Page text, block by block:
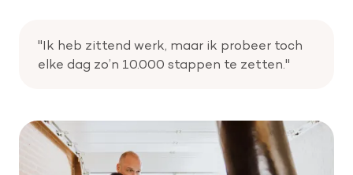
"Ik heb zittend werk, maar ik probeer toch
elke dag zo’n 10.000 stappen te zetten."